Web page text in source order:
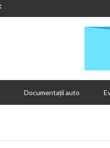
Documentații auto